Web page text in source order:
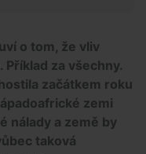
o tom, že vliv
za všechny.
začátkem roku
zemi
nálady a země by
taková